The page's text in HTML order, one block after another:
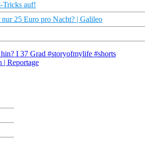
Tricks auf!
25 Euro pro Nacht? | Galileo
I 37 Grad #storyofmylife #shorts
| Reportage